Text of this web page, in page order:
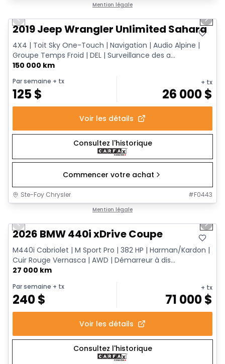
Mention légale
Previous slide Next
2019 Jeep Wrangler Unlimited Sahara
4X4 | Toit Sky One-Touch | Navigation | Audio Alpine |
Groupe Temps Froid | DEL | Surveillance des a...
150 000 km
Par semaine + tx
125$
+ tx
26 000$
Voir les détails
Consultez l'historique
Commencer votre achat
Ste-Foy Chrysler #F0443
Mention légale
Previous slide Next
2026 BMW 440i xDrive Coupe
M440i Cabriolet | M Sport Pro | 382 HP | Harman/Kardon |
Cuir Rouge Vernasca | AWD | Démarreur à dis...
27 000 km
Par semaine + tx
240$
+ tx
71 000$
Voir les détails
Consultez l'historique